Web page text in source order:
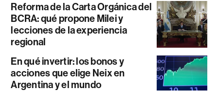
Reforma de la Carta Orgánica del
BCRA: qué propone Milei y
lecciones de la experiencia
regional
En qué invertir: los bonos y
acciones que elige Neix en
Argentina y el mundo